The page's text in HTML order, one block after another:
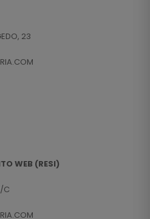
23
WEB (RESI)
C